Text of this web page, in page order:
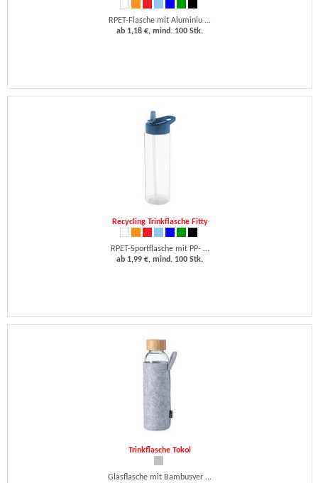
RPET-Flasche mit Aluminiu ...
ab 1,18 €, mind. 100 Stk.
Recycling Trinkflasche Fitty
RPET-Sportflasche mit PP- ...
ab 1,99 €, mind. 100 Stk.
Trinkflasche Tokol
Glasflasche mit Bambusver ...